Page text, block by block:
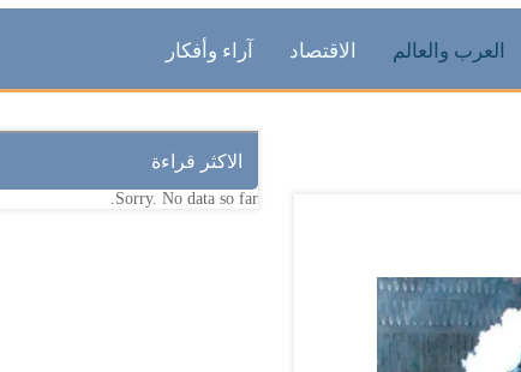
العرب والعالم الاقتصاد آراء وأفكار
الاكثر قراءة
Sorry. No data so far.